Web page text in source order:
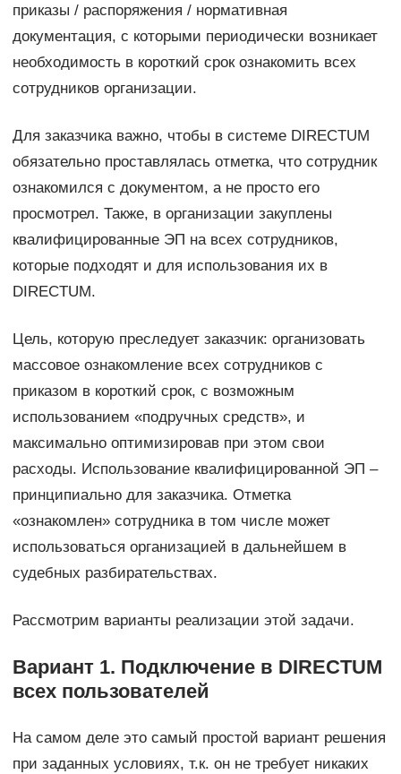
приказы / распоряжения / нормативная
документация, с которыми периодически возникает
необходимость в короткий срок ознакомить всех
сотрудников организации.
Для заказчика важно, чтобы в системе DIRECTUM
обязательно проставлялась отметка, что сотрудник
ознакомился с документом, а не просто его
просмотрел. Также, в организации закуплены
квалифицированные ЭП на всех сотрудников,
которые подходят и для использования их в
DIRECTUM.
Цель, которую преследует заказчик: организовать
массовое ознакомление всех сотрудников с
приказом в короткий срок, с возможным
использованием «подручных средств», и
максимально оптимизировав при этом свои
расходы. Использование квалифицированной ЭП –
принципиально для заказчика. Отметка
«ознакомлен» сотрудника в том числе может
использоваться организацией в дальнейшем в
судебных разбирательствах.
Рассмотрим варианты реализации этой задачи.
Вариант 1. Подключение в DIRECTUM
всех пользователей
На самом деле это самый простой вариант решения
при заданных условиях, т.к. он не требует никаких